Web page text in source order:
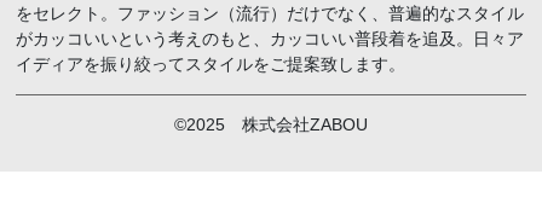
をセレクト。ファッション（流行）だけでなく、普遍的なスタイル
がカッコいいという考えのもと、カッコいい普段着を追及。日々ア
イディアを振り絞ってスタイルをご提案致します。
©2025 株式会社ZABOU